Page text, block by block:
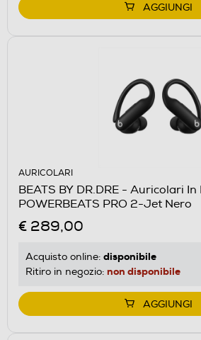
AGGIUNGI
AURICOLARI
BEATS BY DR.DRE - Auricolari In
POWERBEATS PRO 2-Jet Nero
€ 289,00
Acquisto online: disponibile
Ritiro in negozio: non disponibile
AGGIUNGI